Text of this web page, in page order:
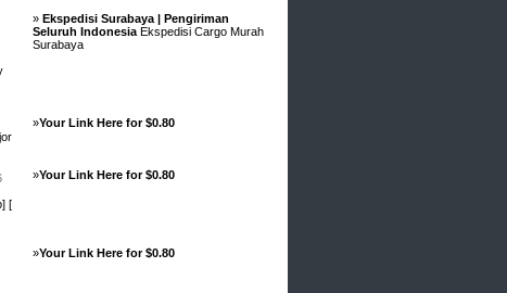
[
» Ekspedisi Surabaya | Pengiriman
Seluruh Indonesia Ekspedisi Cargo Murah
Surabaya
»Your Link Here for $0.80
»Your Link Here for $0.80
»Your Link Here for $0.80